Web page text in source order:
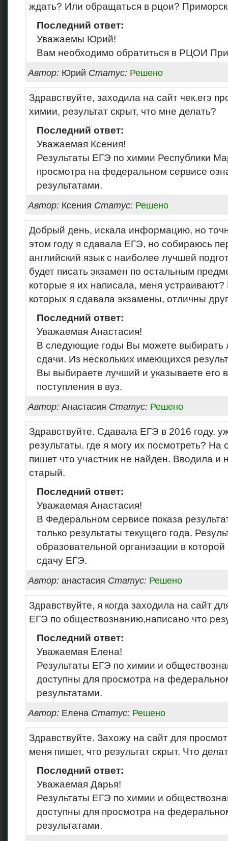
ждать? Или обращаться в рцои?
Последний ответ:
Уважаемы Юрий!
Вам необходимо обратиться в РЦОИ
Автор: Юрий Статус: Решено
Здравствуйте, заходила на сайт чек.егэ
химии, результат скрыт, что мне делать?
Последний ответ:
Уважаемая Ксения!
Результаты ЕГЭ по химии Республики
просмотра на федеральном сервисе
результатами.
Автор: Ксения Статус: Решено
Добрый день, искала информацию, но
этом году я сдавала ЕГЭ, но собираюсь
английский язык с наиболее лучшей
будет писать экзамен по остальным
которые я их написала, меня устраивают?
которых я сдавала экзамены, отличны
Последний ответ:
Уважаемая Анастасия!
В следующие годы Вы можете
сдачи. Из нескольких имеющихся
Вы выбираете лучший и указываете его
поступления в вуз.
Автор: Анастасия Статус: Решено
Здравствуйте. Сдавала ЕГЭ в 2016 году.
результаты. где я могу их посмотреть?
пишет что участник не найден. Вводила и
старый.
Последний ответ:
Уважаемая Анастасия!
В Федеральном сервисе показа
только результаты текущего года.
образовательной организации в
сдачу ЕГЭ.
Автор: анастасия Статус: Решено
Здравствуйте, я когда заходила на сайт
ЕГЭ по обществознанию,написано что
Последний ответ:
Уважаемая Елена!
Результаты ЕГЭ по химии и
доступны для просмотра на
результатами.
Автор: Елена Статус: Решено
Здравствуйте. Захожу на сайт для
меня пишет, что результат скрыт. Что
Последний ответ:
Уважаемая Дарья!
Результаты ЕГЭ по химии и
доступны для просмотра на
результатами.